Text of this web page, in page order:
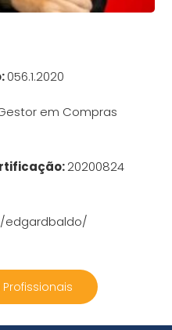
056.1.2020
em Compras
20200824
edgardbaldo/